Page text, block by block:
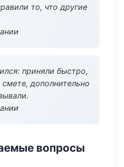
то, что другие
приняли быстро,
дополнительно
вопросы